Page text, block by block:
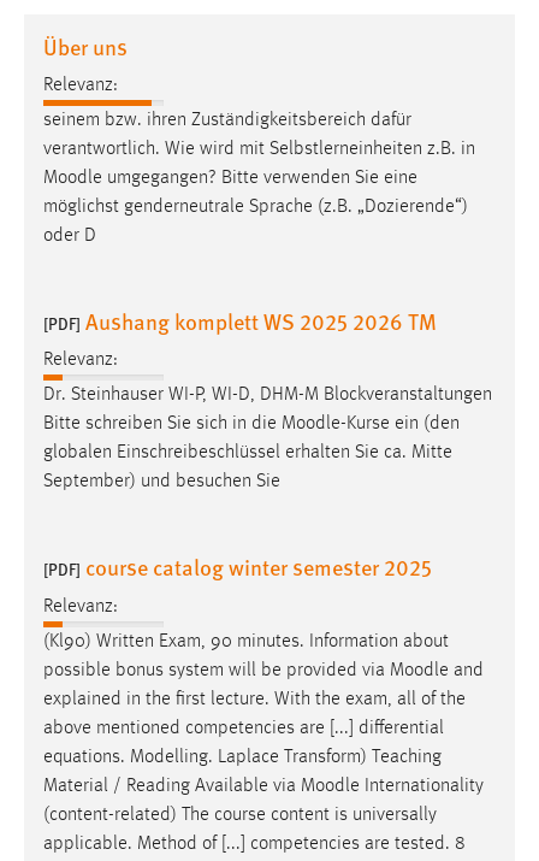
Über uns
Relevanz:
seinem bzw. ihren Zuständigkeitsbereich dafür
verantwortlich. Wie wird mit Selbstlerneinheiten z.B. in
Moodle umgegangen? Bitte verwenden Sie eine
möglichst genderneutrale Sprache (z.B. „Dozierende“)
oder D
[PDF] Aushang komplett WS 2025 2026 TM
Relevanz:
Dr. Steinhauser WI-P, WI-D, DHM-M Blockveranstaltungen
Bitte schreiben Sie sich in die Moodle-Kurse ein (den
globalen Einschreibeschlüssel erhalten Sie ca. Mitte
September) und besuchen Sie
[PDF] course catalog winter semester 2025
Relevanz:
(Kl90) Written Exam, 90 minutes. Information about
possible bonus system will be provided via Moodle and
explained in the first lecture. With the exam, all of the
above mentioned competencies are [...] differential
equations. Modelling. Laplace Transform) Teaching
Material / Reading Available via Moodle Internationality
(content-related) The course content is universally
applicable. Method of [...] competencies are tested. 8
Performance
Name:
Zweck:
Für performante Seitenauslieferung wird in diesem Cookie
Sprachpräferenz
Name:
site-language-preference
Zweck:
Das Cookie speichert die gewählte Sprache der Website.
Chat
Name:
MibewSessionID, MIBEW_UserID, mibew_locale, mibew-
chat-frame-style-5e9dbeb1811c0446
Zweck:
Wird benötigt um die Chatfunktion nutzen zu können.
Cookie Laufzeit: